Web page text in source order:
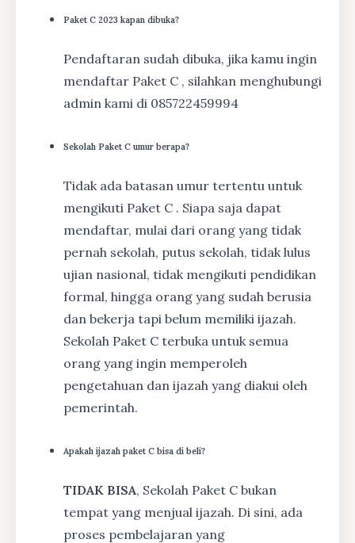
Paket C 2023 kapan dibuka?
Pendaftaran sudah dibuka, jika kamu ingin
mendaftar Paket C , silahkan menghubungi
admin kami di 085722459994
Sekolah Paket C umur berapa?
Tidak ada batasan umur tertentu untuk
mengikuti Paket C . Siapa saja dapat
mendaftar, mulai dari orang yang tidak
pernah sekolah, putus sekolah, tidak lulus
ujian nasional, tidak mengikuti pendidikan
formal, hingga orang yang sudah berusia
dan bekerja tapi belum memiliki ijazah.
Sekolah Paket C terbuka untuk semua
orang yang ingin memperoleh
pengetahuan dan ijazah yang diakui oleh
pemerintah.
Apakah ijazah paket C bisa di beli?
TIDAK BISA, Sekolah Paket C bukan
tempat yang menjual ijazah. Di sini, ada
proses pembelajaran yang